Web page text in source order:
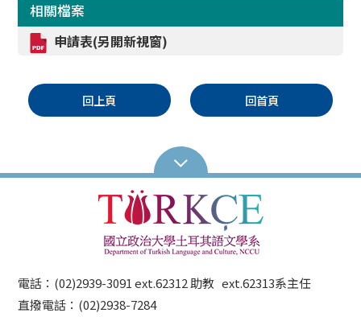
相關檔案
申請表(另開新視窗)
回上頁 回首頁
電話：(02)2939-3091 ext.62312 助教 ext.62313系主任
直撥電話：(02)2938-7284